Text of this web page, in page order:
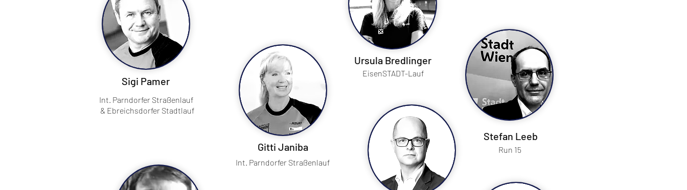
Sigi Pamer
Int. Parndorfer Straßenlauf
& Ebreichsdorfer Stadtlauf
Ursula Bredlinger
EisenSTADT-Lauf
Gitti Janiba
Int. Parndorfer Straßenlauf
Stefan Leeb
Run 15